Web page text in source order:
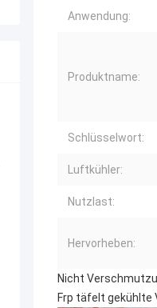
Anwendung:
Produktname:
Schlüsselwort:
Luftkühler:
Nutzlast:
Hervorheben:
Nicht
Frp täfelt gekühlte